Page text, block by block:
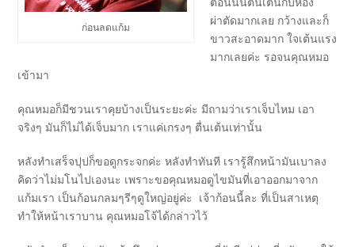
ก่อนลดแก้ม
ผ่าตัดมากเลย กว้างและก็
ขาวสะอาดมาก ใจเต้นแรง
มากเลยค่ะ รอจนคุณหมอ
เข้ามา
คุณหมอก็มีชวนเราคุยบ้างเป็นระยะค่ะ มีถามว่าเราเจ็บไหม เอา
จริงๆ มันก็ไม่ได้เจ็บมาก เราแค่เกรงๆ ตื่นเต้นเท่านั้น
หลังทำเสร็จปุปก็ขอดูกระจกค่ะ หลังทำทันที เรารู้สึกหน้ามันเบาลง
คิดว่าไม่มโนไปเองนะ เพราะขอคุณหมอดูไขมันที่เอาออกมาจาก
แก้มเรา เป็นก้อนกลมๆรีๆดูใหญ่อยู่ค่ะ เจ้าก้อนนี้ละ ที่เป็นสาเหตุ
ทำให้หน้าเราบาน คุณหมอโจ้ได้กล่าวไว้